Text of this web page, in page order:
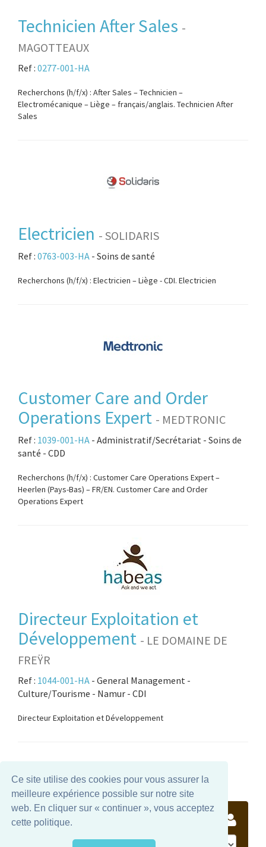
Ce site utilise des cookies pour vous assurer la
meilleure expérience possible sur notre site
web. En cliquer sur « continuer », vous acceptez
cette politique.
Technicien After Sales -
MAGOTTEAUX
Ref : 0277-001-HA
Recherchons (h/f/x) : After Sales – Technicien –
Electromécanique – Liège – français/anglais. Technicien After
Sales
Electricien - SOLIDARIS
Ref : 0763-003-HA - Soins de santé
Recherchons (h/f/x) : Electricien – Liège - CDI. Electricien
Customer Care and Order
Operations Expert - MEDTRONIC
Ref : 1039-001-HA - Administratif/Secrétariat - Soins de
santé - CDD
Recherchons (h/f/x) : Customer Care Operations Expert –
Heerlen (Pays-Bas) – FR/EN. Customer Care and Order
Operations Expert
Directeur Exploitation et
Développement - LE DOMAINE DE
FREŸR
Ref : 1044-001-HA - General Management -
Culture/Tourisme - Namur - CDI
Directeur Exploitation et Développement
‹ 1 2 3 4 5 6 7 8 9
Recherche d'emploi